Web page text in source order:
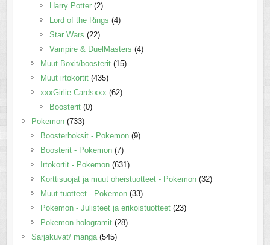
Harry Potter (2)
Lord of the Rings (4)
Star Wars (22)
Vampire & DuelMasters (4)
Muut Boxit/boosterit (15)
Muut irtokortit (435)
xxxGirlie Cardsxxx (62)
Boosterit (0)
Pokemon (733)
Boosterboksit - Pokemon (9)
Boosterit - Pokemon (7)
Irtokortit - Pokemon (631)
Korttisuojat ja muut oheistuotteet - Pokemon (32)
Muut tuotteet - Pokemon (33)
Pokemon - Julisteet ja erikoistuotteet (23)
Pokemon hologramit (28)
Sarjakuvat/ manga (545)